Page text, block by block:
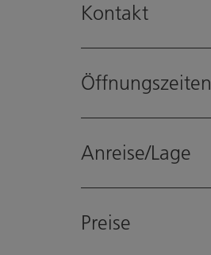
Kontakt
Öffnungszeiten
Anreise/Lage
Preise